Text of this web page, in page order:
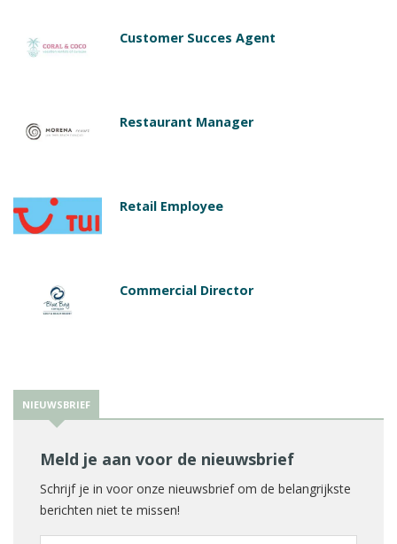
Customer Succes Agent
Restaurant Manager
Retail Employee
Commercial Director
NIEUWSBRIEF
Meld je aan voor de nieuwsbrief
Schrijf je in voor onze nieuwsbrief om de belangrijkste
berichten niet te missen!